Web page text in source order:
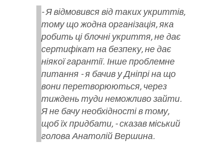
- Я відмовився від таких укриттів,
тому що жодна організація, яка
робить ці блочні укриття, не дає
сертифікат на безпеку, не дає
ніякої гарантії. Інше проблемне
питання - я бачив у Дніпрі на що
вони перетворюються, через
тиждень туди неможливо зайти.
Я не бачу необхідності в тому,
щоб їх придбати, - сказав міський
голова Анатолій Вершина.